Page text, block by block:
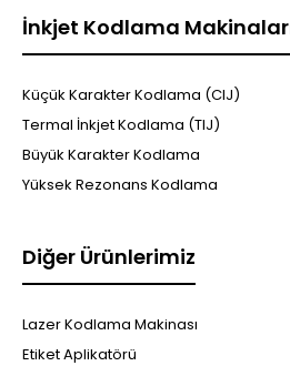
İnkjet Kodlama
Küçük Karakter Kodlama (CIJ)
Termal İnkjet Kodlama (TIJ)
Büyük Karakter Kodlama
Yüksek Rezonans Kodlama
Diğer Ürünlerimiz
Lazer Kodlama Makinası
Etiket Aplikatörü